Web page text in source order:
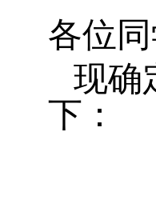
各位同
现确
下：